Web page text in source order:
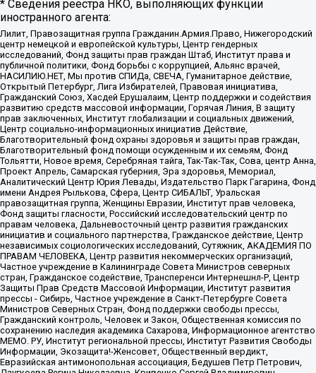
* Сведения реестра НКО, выполняющих функции
иностранного агента:
Лилит, Правозащитная группа Гражданин.Армия.Право, Нижегородский
центр немецкой и европейской культуры, Центр гендерных
исследований, Фонд защиты прав граждан Штаб, Институт права и
публичной политики, Фонд борьбы с коррупцией, Альянс врачей,
НАСИЛИЮ.НЕТ, Мы против СПИДа, СВЕЧА, Гуманитарное действие,
Открытый Петербург, Лига Избирателей, Правовая инициатива,
Гражданский Союз, Хасдей Ерушалаим, Центр поддержки и содействия
развитию средств массовой информации, Горячая Линия, В защиту
прав заключенных, Институт глобализации и социальных движений,
Центр социально-информационных инициатив Действие,
Благотворительный фонд охраны здоровья и защиты прав граждан,
Благотворительный фонд помощи осужденным и их семьям, Фонд
Тольятти, Новое время, Серебряная тайга, Так-Так-Так, Сова, центр Анна,
Проект Апрель, Самарская губерния, Эра здоровья, Мемориал,
Аналитический Центр Юрия Левады, Издательство Парк Гагарина, Фонд
имени Андрея Рылькова, Сфера, Центр СИБАЛЬТ, Уральская
правозащитная группа, Женщины Евразии, Институт прав человека,
Фонд защиты гласности, Российский исследовательский центр по
правам человека, Дальневосточный центр развития гражданских
инициатив и социального партнерства, Гражданское действие, Центр
независимых социологических исследований, Сутяжник, АКАДЕМИЯ ПО
ПРАВАМ ЧЕЛОВЕКА, Центр развития некоммерческих организаций,
Частное учреждение в Калининграде Совета Министров северных
стран, Гражданское содействие, Трансперенси Интернешнл-Р, Центр
Защиты Прав Средств Массовой Информации, Институт развития
прессы - Сибирь, Частное учреждение в Санкт-Петербурге Совета
Министров Северных Стран, Фонд поддержки свободы прессы,
Гражданский контроль, Человек и Закон, Общественная комиссия по
сохранению наследия академика Сахарова, Информационное агентство
МЕМО. РУ, Институт региональной прессы, Институт Развития Свободы
Информации, Экозащита!-Женсовет, Общественный вердикт,
Евразийская антимонопольная ассоциация, Бедушев Петр Петрович,